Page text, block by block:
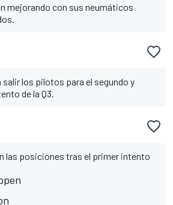
mejorando con sus neumáticos
salir los pilotos para el segundo y
de la Q3.
las posiciones tras el primer intento